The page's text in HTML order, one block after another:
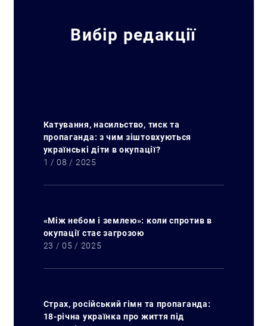
Вибір редакції
Катування, насильство, тиск та
пропаганда: з чим зіштовхуються
українські діти в окупації?
1 / 08 / 2025
«Між небом і землею»: коли спротив в
окупації стає загрозою
23 / 05 / 2025
Страх, російський гімн та пропаганда:
18-річна українка про життя під